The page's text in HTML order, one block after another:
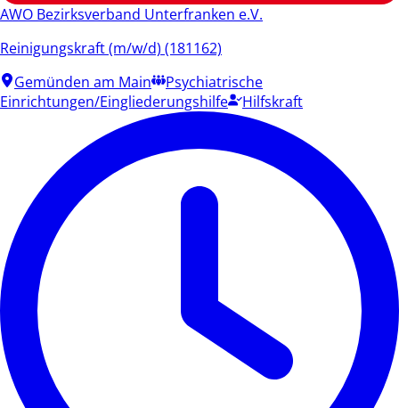
AWO Bezirksverband Unterfranken e.V.
Reinigungskraft (m/w/d) (181162)
Gemünden am Main
Psychiatrische
Einrichtungen/Eingliederungshilfe
Hilfskraft